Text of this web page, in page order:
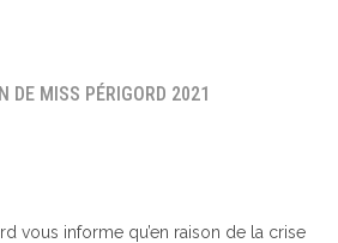
DE MISS PÉRIGORD 2021
vous informe qu’en raison de la crise